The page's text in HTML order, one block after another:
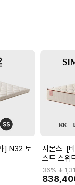
시몬스 [비밀특가] 뷰티레
스트 스위
리스
36% ↓